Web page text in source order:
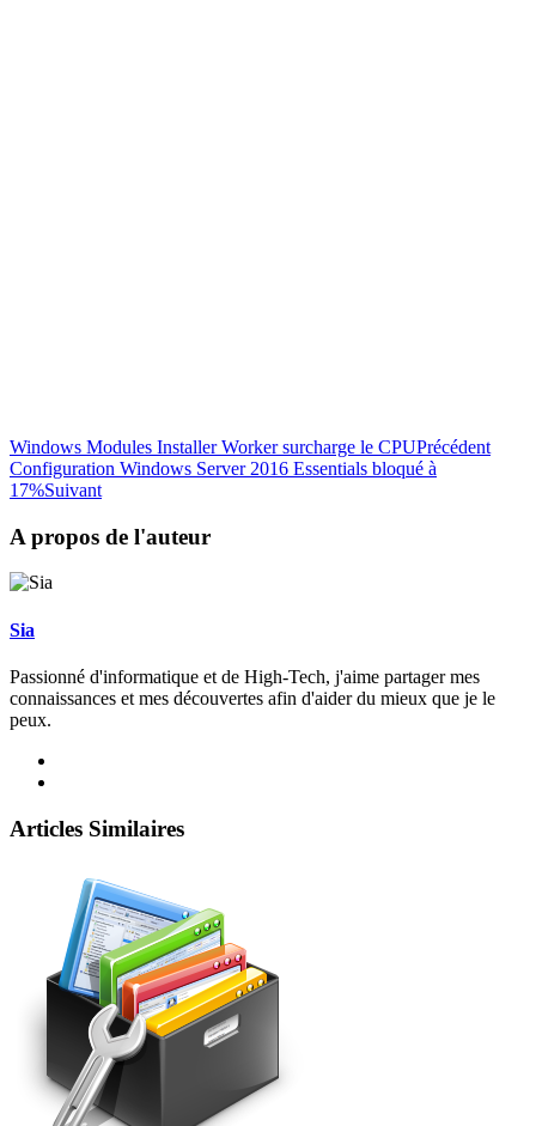
Windows Modules Installer Worker surcharge le CPUPrécédent
Configuration Windows Server 2016 Essentials bloqué à
17%Suivant
A propos de l'auteur
Sia
Passionné d'informatique et de High-Tech, j'aime partager mes
connaissances et mes découvertes afin d'aider du mieux que je le
peux.
Articles Similaires